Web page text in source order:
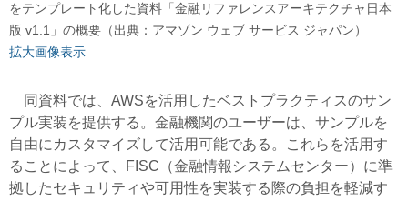
をテンプレート化した資料「金融リファレンスアーキテクチャ日本
版 v1.1」の概要（出典：アマゾン ウェブ サービス ジャパン）
拡大画像表示
同資料では、AWSを活用したベストプラクティスのサン
プル実装を提供する。金融機関のユーザーは、サンプルを
自由にカスタマイズして活用可能である。これらを活用す
ることによって、FISC（金融情報システムセンター）に準
拠したセキュリティや可用性を実装する際の負担を軽減す